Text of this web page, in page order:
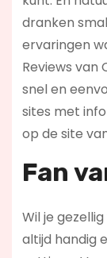
dranken
ervaringen
Reviews van
snel en
sites met
op de site
Fan
Wil je
altijd handig